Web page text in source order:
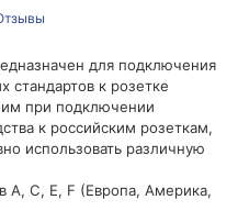
для подключения
к розетке
при подключении
к российским розеткам,
использовать различную
A, С, E, F (Европа, Америка,